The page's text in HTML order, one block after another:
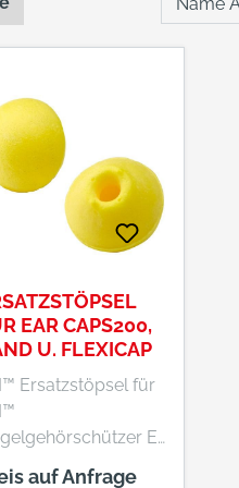
EAR CAPS200,
U. FLEXICAP
Ersatzstöpsel für
E-
200, E-A-
auf Anfrage